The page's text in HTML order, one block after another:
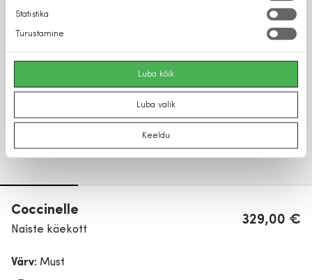
Statistika
Turustamine
Luba kõik
Luba valik
Keeldu
Coccinelle
Naiste käekott
329,00 €
Värv: Must